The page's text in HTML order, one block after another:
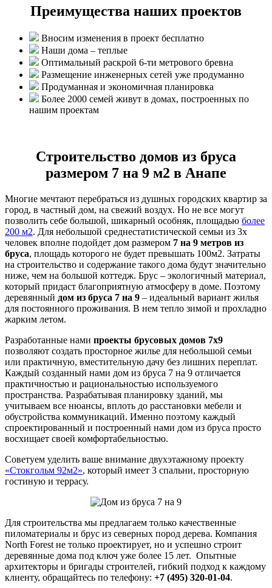
Преимущества наших проектов
Вносим изменения в проект бесплатно
Наши дома – теплые
Оптимальный раскрой 6-ти метрового бревна
Размещение инженерных сетей уже продуманно
Продуманная и экономичная планировка
Более 2000 семей живут в домах, построенных по
нашим проектам
Строительство домов из бруса
размером 7 на 9 м2 в Анапе
Многие мечтают перебраться из душных городских квартир за
город, в частный дом, на свежий воздух. Но не все могут
позволить себе большой, шикарный особняк, площадью более
200 м2. Для небольшой среднестатистической семьи из 3х
человек вполне подойдет дом размером 7 на 9 метров из
бруса, площадь которого не будет превышать 100м2. Затраты
на строительство и содержание такого дома будут значительно
ниже, чем на большой коттедж. Брус – экологичный материал,
который придаст благоприятную атмосферу в доме. Поэтому
деревянный дом из бруса 7 на 9 – идеальный вариант жилья
для постоянного проживания. В нем тепло зимой и прохладно
жарким летом.
Разработанные нами проекты брусовых домов 7х9
позволяют создать просторное жилье для небольшой семьи
или практичную, вместительную дачу без лишних переплат.
Каждый созданный нами дом из бруса 7 на 9 отличается
практичностью и рациональностью используемого
пространства. Разрабатывая планировку зданий, мы
учитываем все нюансы, вплоть до расстановки мебели и
обустройства коммуникаций. Именно поэтому каждый
спроектированный и построенный нами дом из бруса просто
восхищает своей комфортабельностью.
Советуем уделить ваше внимание двухэтажному проекту
«Стокгольм 92м2», который имеет 3 спальни, просторную
гостиную и террасу.
Для строительства мы предлагаем только качественные
пиломатериалы и брус из северных пород дерева. Компания
North Forest не только проектирует, но и успешно строит
деревянные дома под ключ уже более 15 лет. Опытные
архитекторы и бригады строителей, гибкий подход к каждому
клиенту, обращайтесь по телефону: +7 (495) 320-01-04.